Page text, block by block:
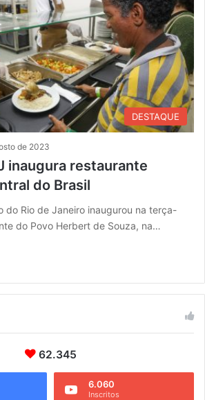
DESTAQUE
de 2023
inaugura restaurante
do Brasil
do Rio de Janeiro inaugurou na terça-
do Povo Herbert de Souza, na…
62.345
6.060
Inscritos